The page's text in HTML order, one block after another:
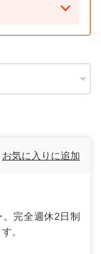
お気に入りに追加
完全週休2日制
。